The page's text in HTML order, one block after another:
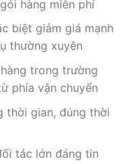
hàng miễn phí
biệt giảm giá mạnh
thường xuyên
trong trường
phía vận chuyển
thời gian, đúng thời
tác lớn đáng tin